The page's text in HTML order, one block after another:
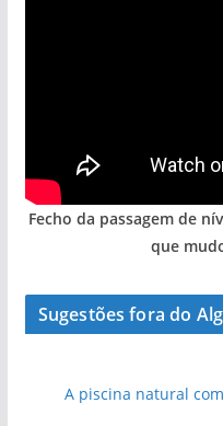
Fecho da passagem de
que
Sugestões fora do
A piscina natural